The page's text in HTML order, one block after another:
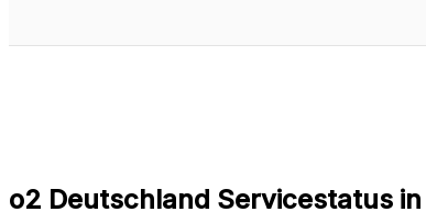
o2 Deutschland Servicestatus